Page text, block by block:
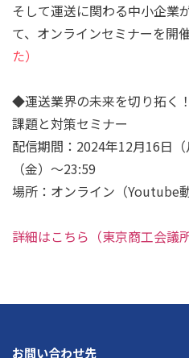
そして運送に関わる中小企業
て、オンラインセミナーを開
た）
◆運送業界の未来を切り拓く
課題と対策セミナー
配信期間：2024年12月16日
（金）～23:59
場所：オンライン（Youtube動
詳細はこちら（東京商工会議所
お問い合わせ先